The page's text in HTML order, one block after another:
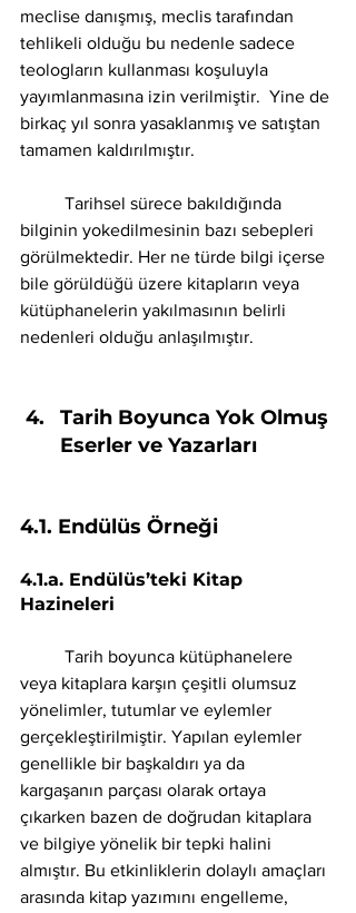
meclise danışmış, meclis tarafından
tehlikeli olduğu bu nedenle sadece
teologların kullanması koşuluyla
yayımlanmasına izin verilmiştir.  Yine de
birkaç yıl sonra yasaklanmış ve satıştan
tamamen kaldırılmıştır.
bilginin yokedilmesinin bazı sebepleri
görülmektedir. Her ne türde bilgi içerse
bile görüldüğü üzere kitapların veya
kütüphanelerin yakılmasının belirli
nedenleri olduğu anlaşılmıştır.
Tarih Boyunca Yok Olmuş
Eserler ve Yazarları
4.1. Endülüs Örneği
4.1.a. Endülüs’teki Kitap
Hazineleri
veya kitaplara karşın çeşitli olumsuz
yönelimler, tutumlar ve eylemler
gerçekleştirilmiştir. Yapılan eylemler
genellikle bir başkaldırı ya da
kargaşanın parçası olarak ortaya
çıkarken bazen de doğrudan kitaplara
ve bilgiye yönelik bir tepki halini
almıştır. Bu etkinliklerin dolaylı amaçları
arasında kitap yazımını engelleme,